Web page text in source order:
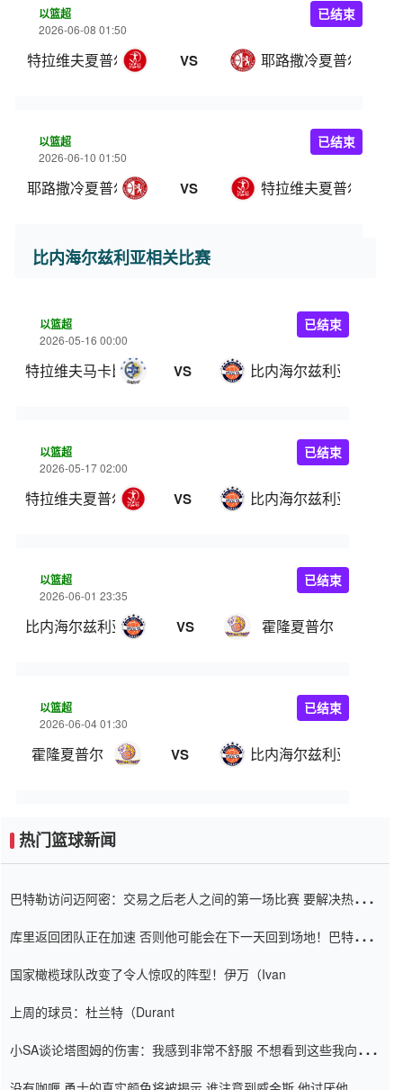
以篮超
2026-06-08 01:50
特拉维夫夏普尔 VS 耶路撒冷夏普尔
已结束
以篮超
2026-06-10 01:50
耶路撒冷夏普尔 VS 特拉维夫夏普尔
已结束
比内海尔兹利亚相关比赛
以篮超
2026-05-16 00:00
特拉维夫马卡比 VS 比内海尔兹利亚
已结束
以篮超
2026-05-17 02:00
特拉维夫夏普尔 VS 比内海尔兹利亚
已结束
以篮超
2026-06-01 23:35
比内海尔兹利亚 VS 霍隆夏普尔
已结束
以篮超
2026-06-04 01:30
霍隆夏普尔 VS 比内海尔兹利亚
已结束
热门篮球新闻
巴特勒访问迈阿密：交易之后老人之间的第一场比赛 要解决热情的
库里返回团队正在加速 否则他可能会在下一天回到场地！巴特勒迈
国家橄榄球队改变了令人惊叹的阵型！伊万（Ivan
上周的球员：杜兰特（Durant
小SA谈论塔图姆的伤害：我感到非常不舒服 不想看到这些我向他